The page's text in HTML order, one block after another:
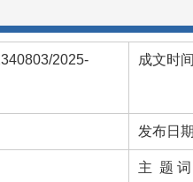
2025- 成文时
发布日
主 题 词